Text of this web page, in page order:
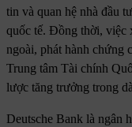
tin và quan hệ nhà đầu
quốc tế. Đồng thời, việc
ngoài, phát hành chứng
Trung tâm Tài chính
lược tăng trưởng trong
Deutsche Bank là ngân